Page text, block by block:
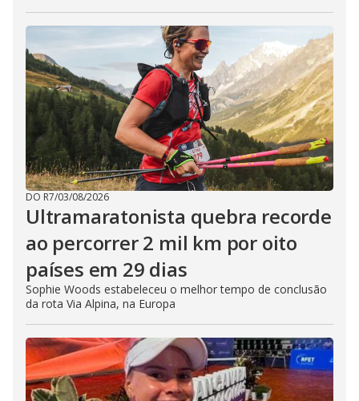
DO R7/03/08/2026
Ultramaratonista quebra recorde
ao percorrer 2 mil km por oito
países em 29 dias
Sophie Woods estabeleceu o melhor tempo de conclusão
da rota Via Alpina, na Europa